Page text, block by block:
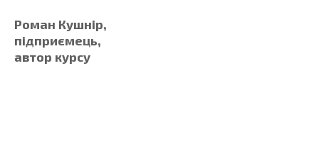
Роман Кушнір,
підприємець,
автор курсу